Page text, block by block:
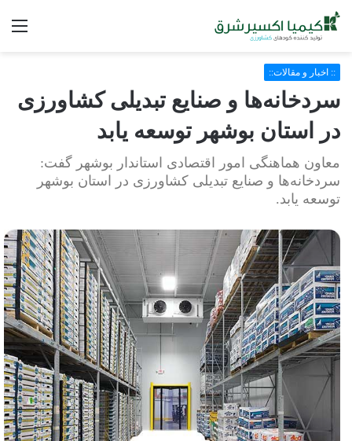
:: اخبار و مقالات::
سردخانه‌ها و صنایع تبدیلی کشاورزی
در استان بوشهر توسعه یابد
معاون هماهنگی امور اقتصادی استاندار بوشهر گفت:
سردخانه‌ها و صنایع تبدیلی کشاورزی در استان بوشهر
توسعه یابد.